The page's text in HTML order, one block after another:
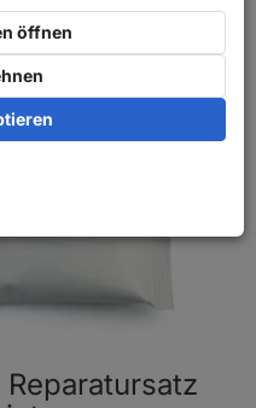
Reparatursatz
öffnen